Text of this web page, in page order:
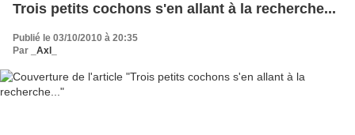
Trois petits cochons s'en allant à la recherche...
Publié le 03/10/2010 à 20:35
Par
_Axl_